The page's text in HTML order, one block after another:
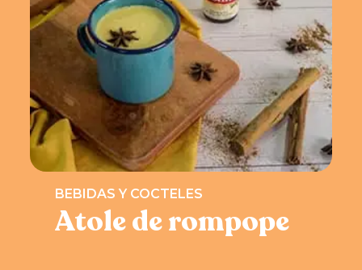
BEBIDAS Y COCTELES
Atole de rompope